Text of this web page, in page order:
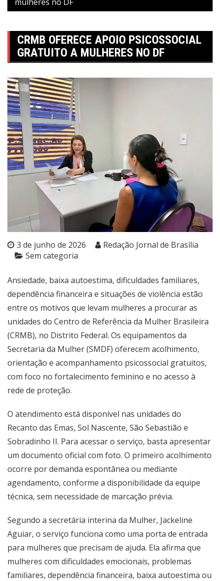
CRMB OFERECE APOIO PSICOSSOCIAL
GRATUITO A MULHERES NO DF
3 de junho de 2026
Redação Jornal de Brasília
Sem categoria
Ansiedade, baixa autoestima, dificuldades familiares,
dependência financeira e situações de violência estão
entre os motivos que levam mulheres a procurar as
unidades do Centro de Referência da Mulher Brasileira
(CRMB), no Distrito Federal. Os equipamentos da
Secretaria da Mulher (SMDF) oferecem acolhimento,
orientação e acompanhamento psicossocial gratuitos,
com foco no fortalecimento feminino e no acesso à
rede de proteção.
O atendimento está disponível nas unidades do
Recanto das Emas, Sol Nascente, São Sebastião e
Sobradinho II. Para acessar o serviço, basta apresentar
um documento oficial com foto. O primeiro acolhimento
ocorre por demanda espontânea ou mediante
agendamento, conforme a disponibilidade da equipe
técnica, sem necessidade de marcação prévia.
Segundo a secretária interina da Mulher, Jackeline
Aguiar, o serviço funciona como uma porta de entrada
para mulheres que precisam de ajuda. Ela afirma que
mulheres com dificuldades emocionais, problemas
familiares, dependência financeira, baixa autoestima ou